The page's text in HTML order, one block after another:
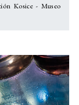
Kosice - Museo